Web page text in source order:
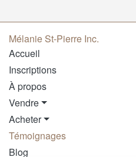
Mélanie St-Pierre Inc.
Accueil
Inscriptions
À propos
Vendre
Acheter
Témoignages
Blog